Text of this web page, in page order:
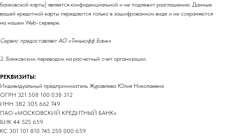
банковской карты) является конфиденциальной и не подлежит разглашению. Данные
вашей кредитной карты передаются только в зашифрованном виде и не сохраняются
на нашем Web-сервере.
Сервис предоставляет АО «Тинькофф Банк»
2. Банковским переводом на расчетный счет организации.
РЕКВИЗИТЫ:
Индивидуальный предприниматель Журавлева Юлия Николаевна
ОГРН 321 508 100 038 312
ИНН 382 305 662 749
ПАО «МОСКОВСКИЙ КРЕДИТНЫЙ БАНК»
БИК 44 525 659
КС 301 101 810 745 250 000 659